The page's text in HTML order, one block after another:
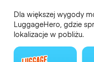
Dla większej wygody
LuggageHero, gdzie
lokalizacje w pobliżu.